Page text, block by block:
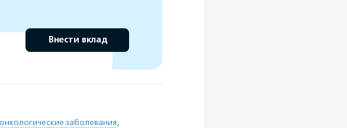
Внести вклад
онкологические заболевания,